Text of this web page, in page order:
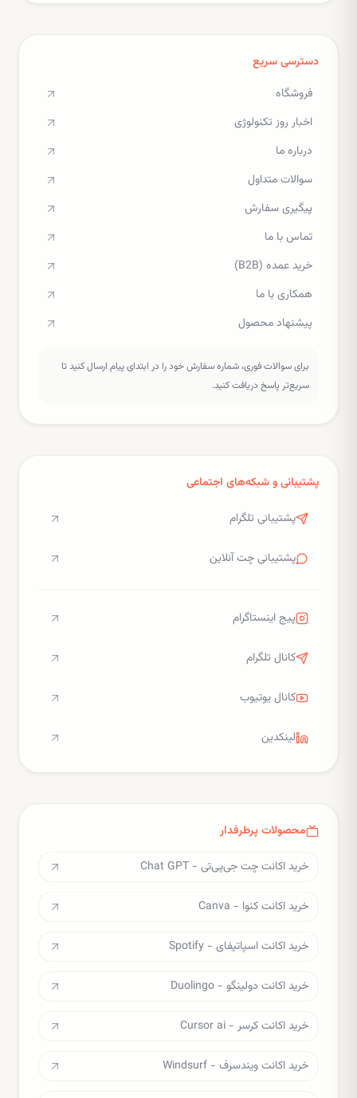
دسترسی سریع
فروشگاه
اخبار روز تکنولوژی
درباره ما
سوالات متداول
پیگیری سفارش
تماس با ما
خرید عمده (B2B)
همکاری با ما
پیشنهاد محصول
برای سوالات فوری، شماره سفارش خود را در ابتدای پیام ارسال کنید تا
سریع‌تر پاسخ دریافت کنید.
پشتیبانی و شبکه‌های اجتماعی
پشتیبانی تلگرام
پشتیبانی چت آنلاین
پیج اینستاگرام
کانال تلگرام
کانال یوتیوب
لینکدین
محصولات پرطرفدار
خرید اکانت چت جی‌پی‌تی - Chat GPT
خرید اکانت کنوا - Canva
خرید اکانت اسپاتیفای - Spotify
خرید اکانت دولینگو - Duolingo
خرید اکانت کرسر - Cursor ai
خرید اکانت ویندسرف - Windsurf